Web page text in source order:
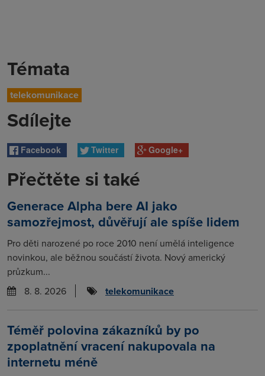
Témata
telekomunikace
Sdílejte
Facebook Twitter Google+
Přečtěte si také
Generace Alpha bere AI jako
samozřejmost, důvěřují ale spíše lidem
Pro děti narozené po roce 2010 není umělá inteligence
novinkou, ale běžnou součástí života. Nový americký
průzkum...
8. 8. 2026
telekomunikace
Téměř polovina zákazníků by po
zpoplatnění vracení nakupovala na
internetu méně